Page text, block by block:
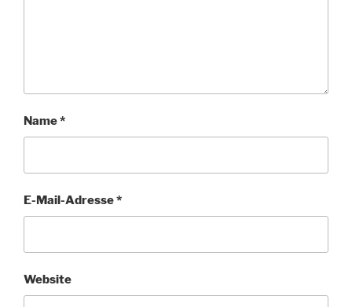
Name*
E-Mail-Adresse*
Website